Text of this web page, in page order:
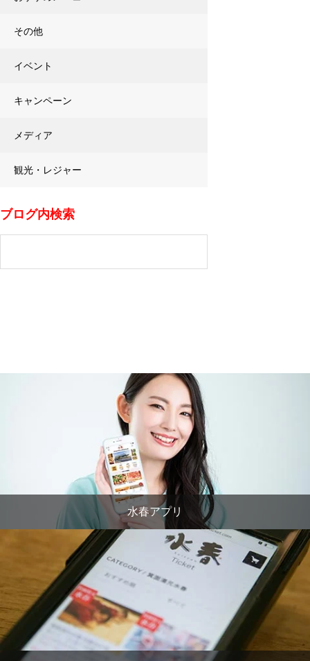
その他
イベント
キャンペーン
メディア
観光・レジャー
ブログ内検索
水春アプリ